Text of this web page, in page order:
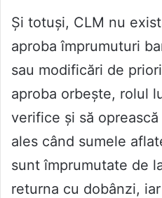
Și totuși, CLM nu
aproba împrumuturi
sau modificări de
aproba orbește, rolul
verifice și să
ales când sumele
sunt împrumutate de
returna cu dobânzi,